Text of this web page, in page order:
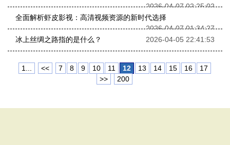
2026-04-07 02:25:02
全面解析虾皮影视：高清视频资源的新时代选择
2026-04-07 01:34:27
冰上丝绸之路指的是什么？
2026-04-05 22:41:53
1... << 7 8 9 10 11 12 13 14 15 16
17
>>
200